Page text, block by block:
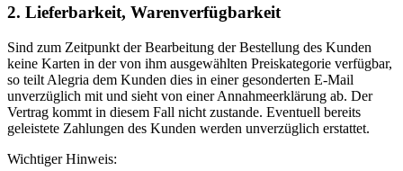
2. Lieferbarkeit, Warenverfügbarkeit
Sind zum Zeitpunkt der Bearbeitung der Bestellung des Kunden
keine Karten in der von ihm ausgewählten Preiskategorie verfügbar,
so teilt Alegria dem Kunden dies in einer gesonderten E-Mail
unverzüglich mit und sieht von einer Annahmeerklärung ab. Der
Vertrag kommt in diesem Fall nicht zustande. Eventuell bereits
geleistete Zahlungen des Kunden werden unverzüglich erstattet.
Wichtiger Hinweis: